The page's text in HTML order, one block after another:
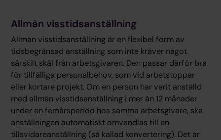
Allmän visstidsanställning
Allmän visstidsanställning är en flexibel form av
tidsbegränsad anställning som inte kräver något
särskilt skäl från arbetsgivaren. Den passar därför bra
för tillfälliga personalbehov, som vid arbetstoppar
eller kortare projekt. Om en person har varit anställd
med allmän visstidsanställning i mer än 12 månader
under en femårsperiod hos samma arbetsgivare, ska
anställningen automatiskt omvandlas till en
tillsvidareanställning (så kallad konvertering). Det är